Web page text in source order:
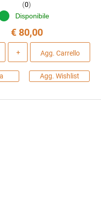
(0)
Disponibile
€ 80,00
Agg. Carrello
Agg. Wishlist